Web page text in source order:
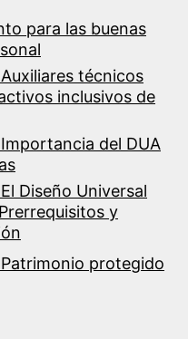
para las buenas
técnicos
inclusivos de
del DUA
Diseño Universal
y
protegido